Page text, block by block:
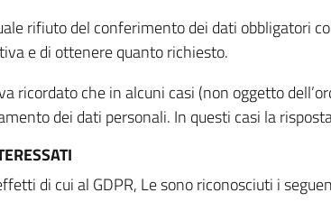
rifiuto del conferimento dei dati obbligatori
e di ottenere quanto richiesto.
ricordato che in alcuni casi (non oggetto
dei dati personali. In questi casi la
di cui al GDPR, Le sono riconosciuti i